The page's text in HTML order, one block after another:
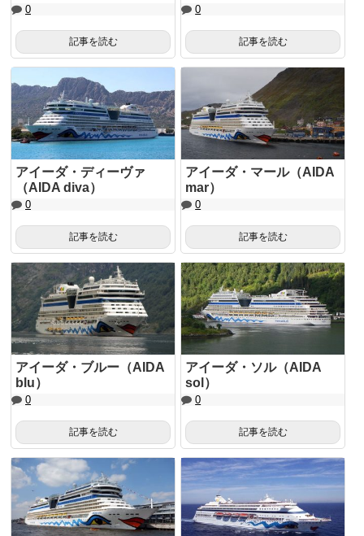
0
記事を読む
0
記事を読む
アイーダ・ディーヴァ
（AIDA diva）
0
記事を読む
アイーダ・マール（AIDA
mar）
0
記事を読む
アイーダ・ブルー（AIDA
blu）
0
記事を読む
アイーダ・ソル（AIDA
sol）
0
記事を読む